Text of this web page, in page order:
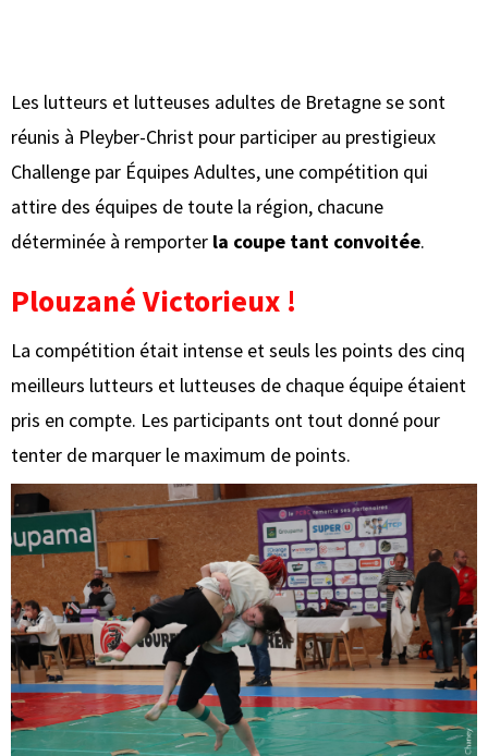
Les lutteurs et lutteuses adultes de Bretagne se sont
réunis à Pleyber-Christ pour participer au prestigieux
Challenge par Équipes Adultes, une compétition qui
attire des équipes de toute la région, chacune
déterminée à remporter la coupe tant convoitée.
Plouzané Victorieux !
La compétition était intense et seuls les points des cinq
meilleurs lutteurs et lutteuses de chaque équipe étaient
pris en compte. Les participants ont tout donné pour
tenter de marquer le maximum de points.